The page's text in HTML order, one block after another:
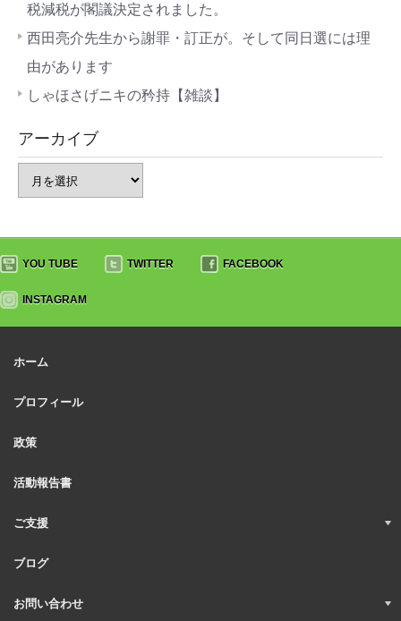
税減税が閣議決定されました。
西田亮介先生から謝罪・訂正が。そして同日選には理
由があります
しゃほさげニキの矜持【雑談】
アーカイブ
YOU TUBE TWITTER FACEBOOK
INSTAGRAM
ホーム
プロフィール
政策
活動報告書
ご支援
ブログ
お問い合わせ